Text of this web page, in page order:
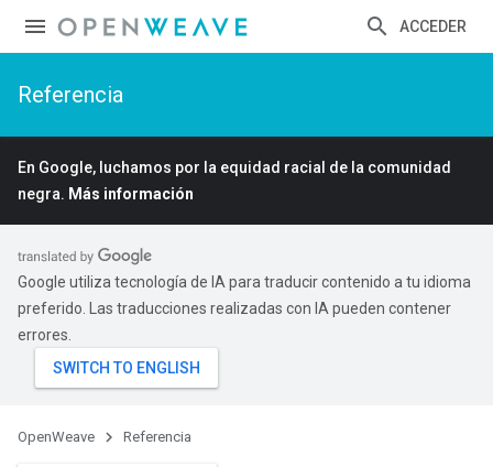
ACCEDER
Referencia
En Google, luchamos por la equidad racial de la comunidad
negra. Más información
Google utiliza tecnología de IA para traducir contenido a tu idioma
preferido. Las traducciones realizadas con IA pueden contener
errores.
OpenWeave Referencia